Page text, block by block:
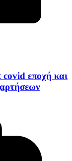
εποχή και